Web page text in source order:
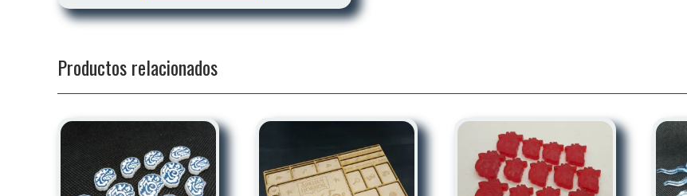
Productos relacionados